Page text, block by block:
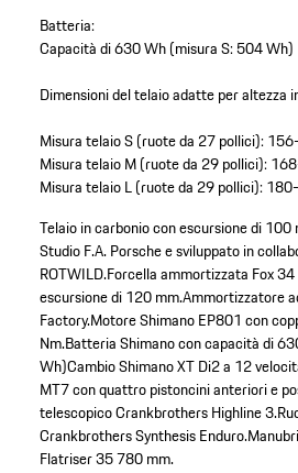
Batteria:
Capacità di 630 Wh (misura S: 504 Wh)
Dimensioni del telaio adatte per altezza
Misura telaio S (ruote da 27 pollici):
Misura telaio M (ruote da 29 pollici):
Misura telaio L (ruote da 29 pollici):
Telaio in carbonio con escursione di
Studio F.A. Porsche e sviluppato in
ROTWILD.Forcella ammortizzata Fox
escursione di 120 mm.Ammortizzatore
Factory.Motore Shimano EP801 con
Nm.Batteria Shimano con capacità di
Wh)Cambio Shimano XT Di2 a 12
MT7 con quattro pistoncini anteriori e
telescopico Crankbrothers Highline 3.
Crankbrothers Synthesis Enduro.
Flatriser 35 780 mm.